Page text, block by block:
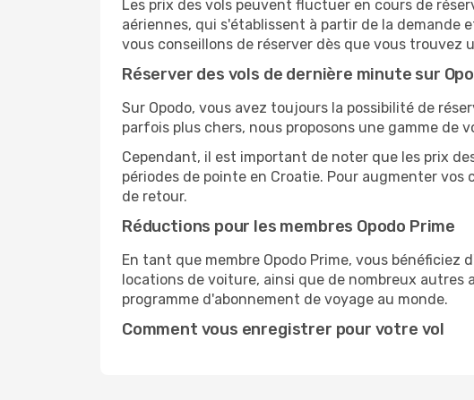
Les prix des vols peuvent fluctuer en cours de
aériennes, qui s'établissent à partir de la demande
vous conseillons de réserver dès que vous
Réserver des vols de dernière minute sur
Sur Opodo, vous avez toujours la possibilité de
parfois plus chers, nous proposons une gamme de
Cependant, il est important de noter que les prix
périodes de pointe en Croatie. Pour augmenter
de retour.
Réductions pour les membres Opodo Prime
En tant que membre Opodo Prime, vous
locations de voiture, ainsi que de nombreux autres
programme d'abonnement de voyage au monde.
Comment vous enregistrer pour votre vol